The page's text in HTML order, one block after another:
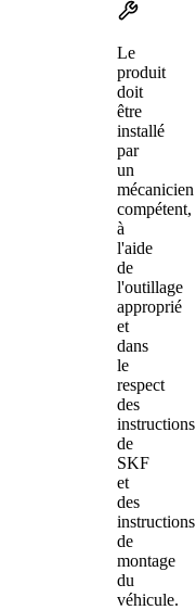
Le
produit
doit
être
installé
par
un
mécanicien
compétent,
à
l'aide
de
l'outillage
approprié
et
dans
le
respect
des
instructions
de
SKF
et
des
instructions
de
montage
du
véhicule.